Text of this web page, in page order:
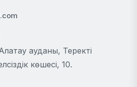
ауданы, Теректі
көшесі, 10.